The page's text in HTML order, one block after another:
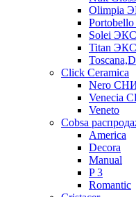
Olimpia
Solei
Titan
Cliсk Ceramica
Nero
Veneto
Cobsa
America
Decora
Manual
P 3
Romantic